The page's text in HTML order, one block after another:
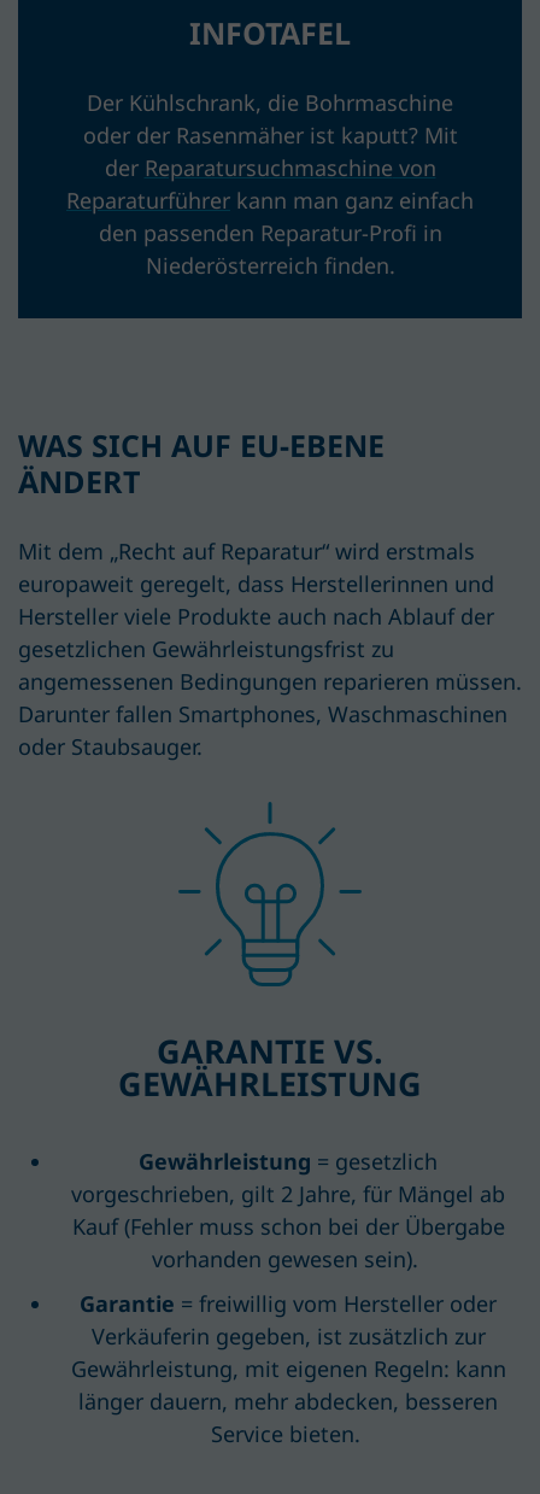
INFOTAFEL
Der Kühlschrank, die Bohrmaschine
oder der Rasenmäher ist kaputt? Mit
der Reparatursuchmaschine von
Reparaturführer kann man ganz einfach
den passenden Reparatur-Profi in
Niederösterreich finden.
WAS SICH AUF EU-EBENE
ÄNDERT
Mit dem „Recht auf Reparatur“ wird erstmals
europaweit geregelt, dass Herstellerinnen und
Hersteller viele Produkte auch nach Ablauf der
gesetzlichen Gewährleistungsfrist zu
angemessenen Bedingungen reparieren müssen.
Darunter fallen Smartphones, Waschmaschinen
oder Staubsauger.
GARANTIE VS.
GEWÄHRLEISTUNG
Gewährleistung = gesetzlich
vorgeschrieben, gilt 2 Jahre, für Mängel ab
Kauf (Fehler muss schon bei der Übergabe
vorhanden gewesen sein).
Garantie = freiwillig vom Hersteller oder
Verkäuferin gegeben, ist zusätzlich zur
Gewährleistung, mit eigenen Regeln: kann
länger dauern, mehr abdecken, besseren
Service bieten.